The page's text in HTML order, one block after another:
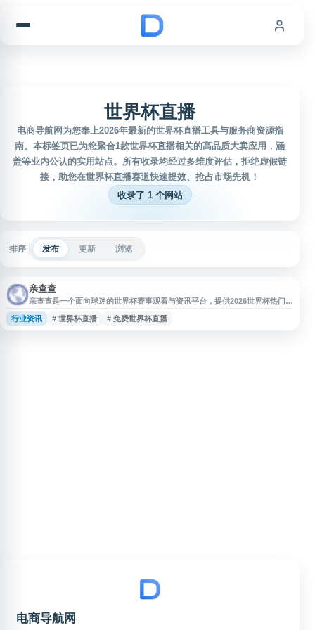
世界杯直播
电商导航网为您奉上2026年最新的世界杯直播工具与服务商资源指
南。本标签页已为您聚合1款世界杯直播相关的高品质大卖应用，涵
盖等业内公认的实用站点。所有收录均经过多维度评估，拒绝虚假链
接，助您在世界杯直播赛道快速提效、抢占市场先机！
收录了 1 个网站
排序 发布 更新 浏览
亲查查
亲查查是一个面向球迷的世界杯赛事观看与资讯平台，提供2026世界杯热门比
赛直播、高清在线播放、实时比分、赛程预告、赛事数据和精彩回放等内容。
网站覆盖小组赛、淘汰赛等比赛阶段，方便用户及时了解比赛动态，获取世界
行业资讯 # 世界杯直播 # 免费世界杯直播
电商导航网